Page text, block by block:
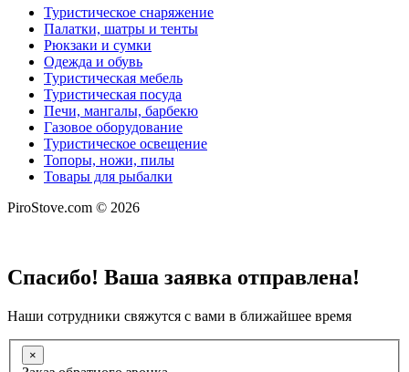
Туристическое снаряжение
Палатки, шатры и тенты
Рюкзаки и сумки
Одежда и обувь
Туристическая мебель
Туристическая посуда
Печи, мангалы, барбекю
Газовое оборудование
Туристическое освещение
Топоры, ножи, пилы
Товары для рыбалки
PiroStove.com © 2026
Спасибо! Ваша заявка отправлена!
Наши сотрудники свяжутся с вами в ближайшее время
×